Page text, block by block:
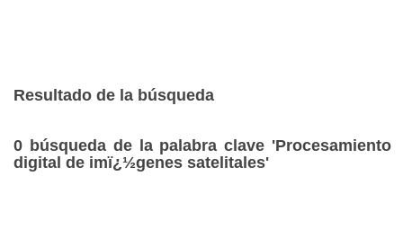
Resultado de la búsqueda
0 búsqueda de la palabra clave 'Procesamiento
digital de imï¿½genes satelitales'